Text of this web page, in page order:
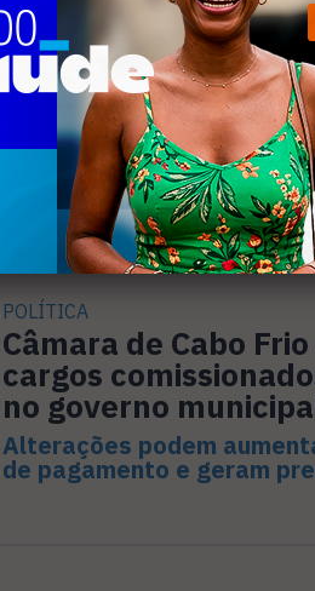
Prefeito de Cabo
operação da Polícia
'teatro eleitoral'
Segundo investigações,
utilizado esquema de
contratos públicos com
período eleitoral
POLÍTICA
Câmara de Cabo
cargos
no governo
Alterações podem
de pagamento e geram